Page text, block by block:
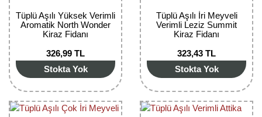
Tüplü Aşılı Yüksek Verimli
Aromatik North Wonder
Kiraz Fidanı
326,99 TL
Stokta Yok
Tüplü Aşılı İri Meyveli
Verimli Leziz Summit
Kiraz Fidanı
323,43 TL
Stokta Yok
Kayısı Fidanı
Kestane Fidanı